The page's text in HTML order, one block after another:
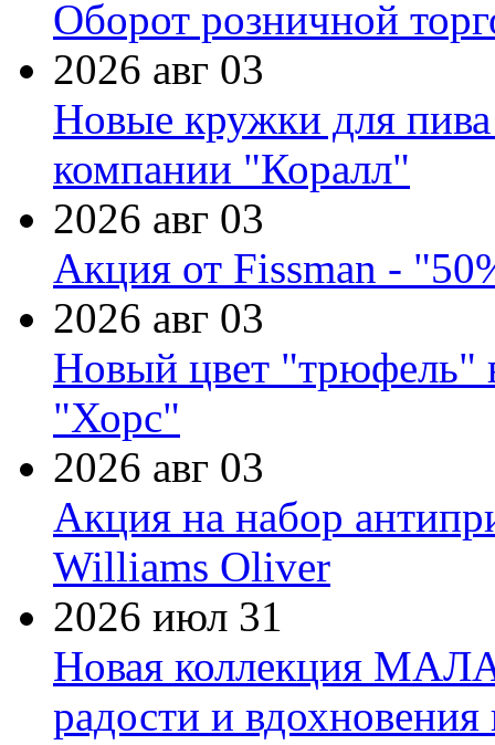
Оборот розничной
2026 авг 03
Новые кружки для
компании "Коралл"
2026 авг 03
Акция от Fissman -
2026 авг 03
Новый цвет "трюфель"
"Хорс"
2026 авг 03
Акция на набор
Williams Oliver
2026 июл 31
Новая коллекция
радости и